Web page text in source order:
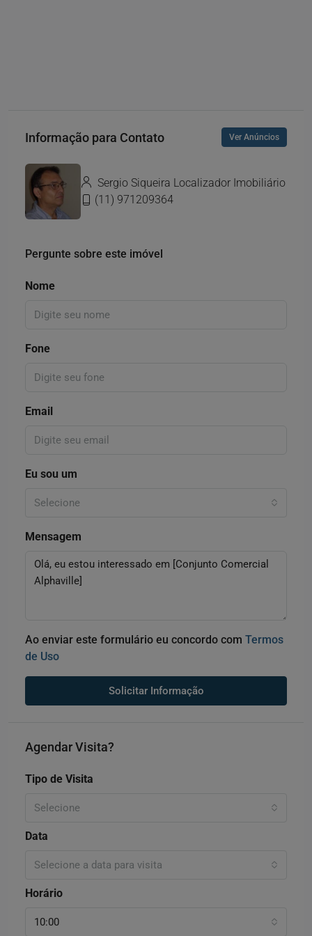
Informação para Contato Ver Anúncios
Sergio Siqueira Localizador Imobiliário
(11) 971209364
Pergunte sobre este imóvel
Nome
Fone
Email
Eu sou um
Selecione
Mensagem
Ao enviar este formulário eu concordo com Termos
de Uso
Solicitar Informação
Agendar Visita?
Tipo de Visita
Selecione
Data
Selecione a data para visita
Horário
10:00